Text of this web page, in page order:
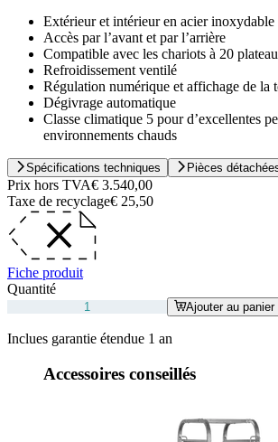
Extérieur et intérieur en acier inoxydable
Accès par l’avant et par l’arrière
Compatible avec les chariots à 20
Refroidissement ventilé
Régulation numérique et affichage de la
Dégivrage automatique
Classe climatique 5 pour d’excellentes
environnements chauds
Spécifications techniques Pièces
Prix hors TVA€ 3.540,00
Taxe de recyclage€ 25,50
Fiche produit
Quantité
Ajouter au panier
Inclues garantie étendue 1 an
Accessoires conseillés